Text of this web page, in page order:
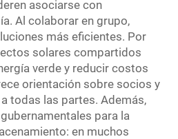
asociarse con
Al colaborar en grupo,
más eficientes. Por
solares compartidos
verde y reducir costos
orientación sobre socios y
todas las partes. Además,
para la
en muchos